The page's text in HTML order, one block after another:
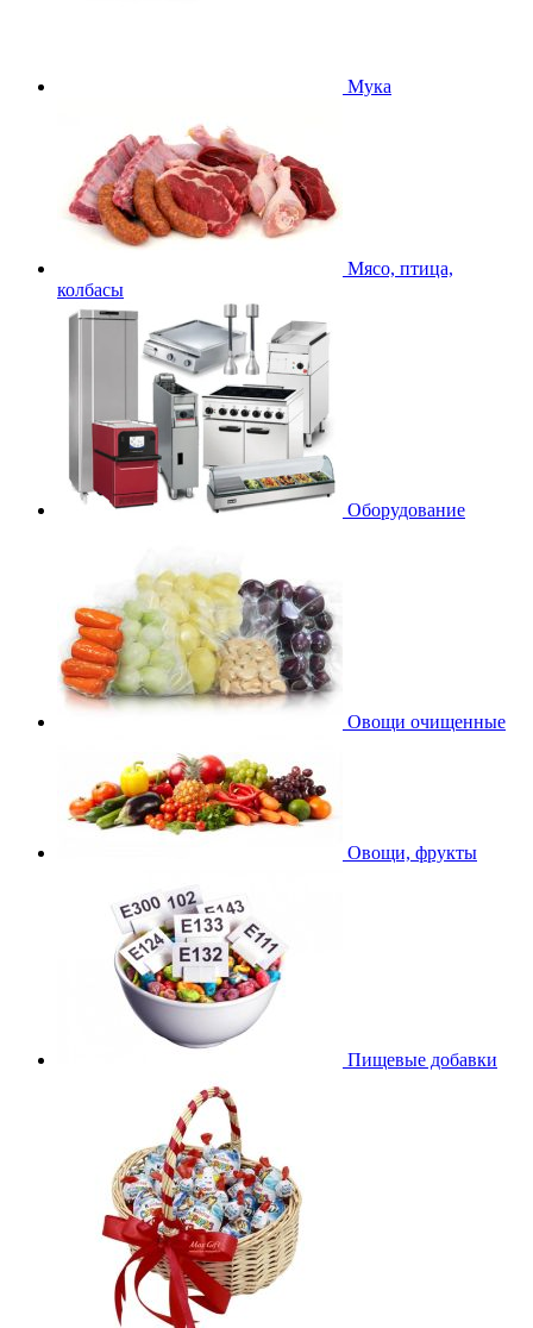
Мука
Мясо, птица,
колбасы
Оборудование
Овощи очищенные
Овощи, фрукты
Пищевые добавки